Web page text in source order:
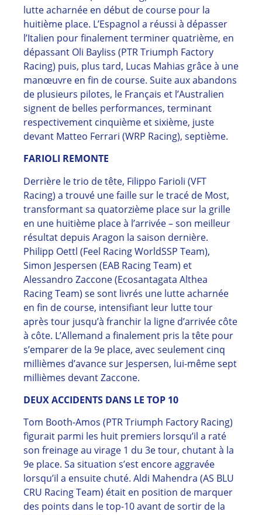
lutte acharnée en début de course pour la
huitième place. L’Espagnol a réussi à dépasser
l’Italien pour finalement terminer quatrième, en
dépassant Oli Bayliss (PTR Triumph Factory
Racing) puis, plus tard, Lucas Mahias grâce à une
manœuvre en fin de course. Suite aux abandons
de plusieurs pilotes, le Français et l’Australien
signent de belles performances, terminant
respectivement cinquième et sixième, juste
devant Matteo Ferrari (WRP Racing), septième.
FARIOLI REMONTE
Derrière le trio de tête, Filippo Farioli (VFT
Racing) a trouvé une faille sur le tracé de Most,
transformant sa quatorzième place sur la grille
en une huitième place à l’arrivée – son meilleur
résultat depuis Aragon la saison dernière.
Philipp Oettl (Feel Racing WorldSSP Team),
Simon Jespersen (EAB Racing Team) et
Alessandro Zaccone (Ecosantagata Althea
Racing Team) se sont livrés une lutte acharnée
en fin de course, intensifiant leur lutte tour
après tour jusqu’à franchir la ligne d’arrivée côte
à côte. L’Allemand a finalement pris la tête pour
s’emparer de la 9e place, avec seulement cinq
millièmes d’avance sur Jespersen, lui-même sept
millièmes devant Zaccone.
DEUX ACCIDENTS DANS LE TOP 10
Tom Booth-Amos (PTR Triumph Factory Racing)
figurait parmi les huit premiers lorsqu’il a raté
son freinage au virage 1 du 3e tour, chutant à la
9e place. Sa situation s’est encore aggravée
lorsqu’il a ensuite chuté. Aldi Mahendra (AS BLU
CRU Racing Team) était en position de marquer
des points dans le top-10 avant de sortir de la